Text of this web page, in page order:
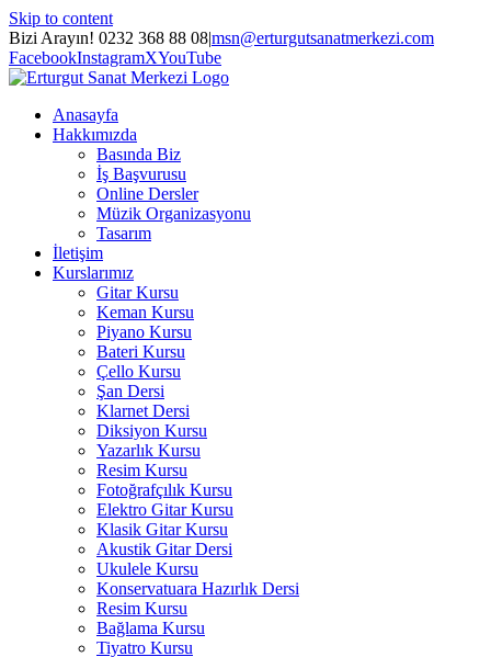
Skip to content
Bizi Arayın! 0232 368 88 08|msn@erturgutsanatmerkezi.com
FacebookInstagramXYouTube
Anasayfa
Hakkımızda
Basında Biz
İş Başvurusu
Online Dersler
Müzik Organizasyonu
Tasarım
İletişim
Kurslarımız
Gitar Kursu
Keman Kursu
Piyano Kursu
Bateri Kursu
Çello Kursu
Şan Dersi
Klarnet Dersi
Diksiyon Kursu
Yazarlık Kursu
Resim Kursu
Fotoğrafçılık Kursu
Elektro Gitar Kursu
Klasik Gitar Kursu
Akustik Gitar Dersi
Ukulele Kursu
Konservatuara Hazırlık Dersi
Resim Kursu
Bağlama Kursu
Tiyatro Kursu